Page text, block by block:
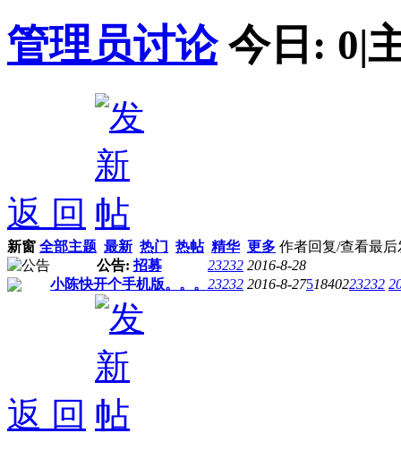
管理员讨论 今日: 0|
返 回
新窗 全部主题 最新 热门 热帖 精华 更多 作者回复/查看最后
公告: 招募 23232 2016-8-28
小陈快开个手机版。。。 23232 2016-8-2751840223232
返 回